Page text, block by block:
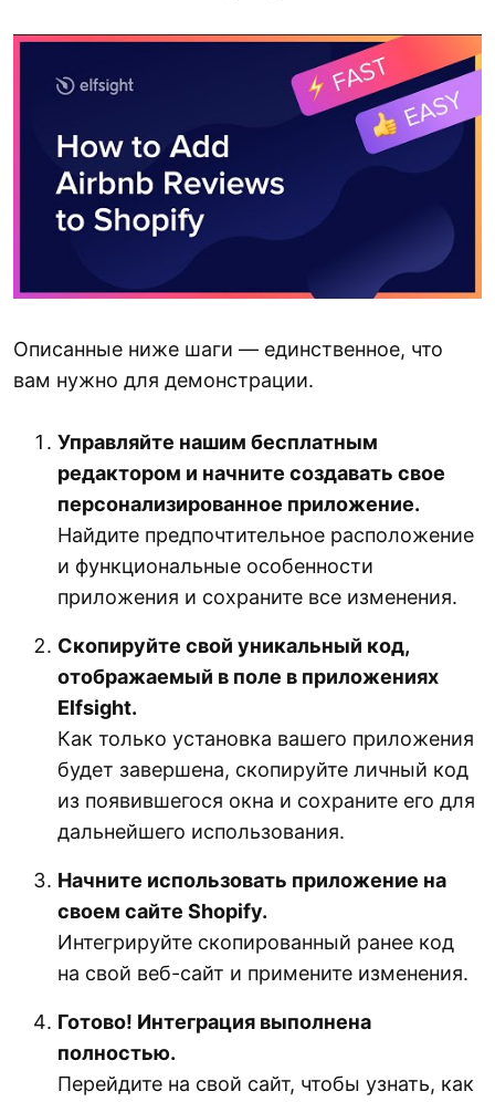
Описанные ниже шаги — единственное, что
вам нужно для демонстрации.
Управляйте нашим бесплатным
редактором и начните создавать свое
персонализированное приложение.
Найдите предпочтительное расположение
и функциональные особенности
приложения и сохраните все изменения.
Скопируйте свой уникальный код,
отображаемый в поле в приложениях
Elfsight.
Как только установка вашего приложения
будет завершена, скопируйте личный код
из появившегося окна и сохраните его для
дальнейшего использования.
Начните использовать приложение на
своем сайте Shopify.
Интегрируйте скопированный ранее код
на свой веб-сайт и примените изменения.
Готово! Интеграция выполнена
полностью.
Перейдите на свой сайт, чтобы узнать, как